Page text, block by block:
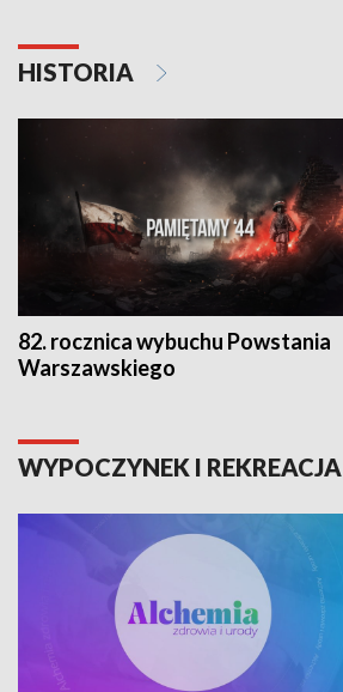
HISTORIA
82. rocznica wybuchu Powstania
Warszawskiego
WYPOCZYNEK I REKREACJA